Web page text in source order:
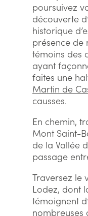
poursuivez
découverte
historique
présence de
témoins des
ayant
faites une
Martin de
causses.
En chemin,
Mont Saint-
de la Vallée
passage
Traversez le
Lodez, dont
témoignent
nombreuses